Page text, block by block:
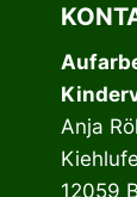
Anja
12059